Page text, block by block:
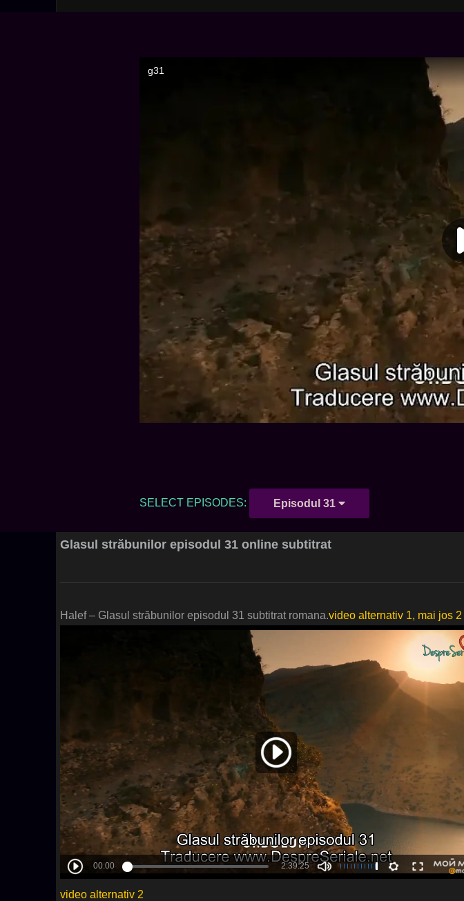
SELECT EPISODES: Episodul 31
Glasul străbunilor episodul 31 online subtitrat
Halef – Glasul străbunilor episodul 31 subtitrat romana.video alternativ 1, mai jos 2
video alternativ 2